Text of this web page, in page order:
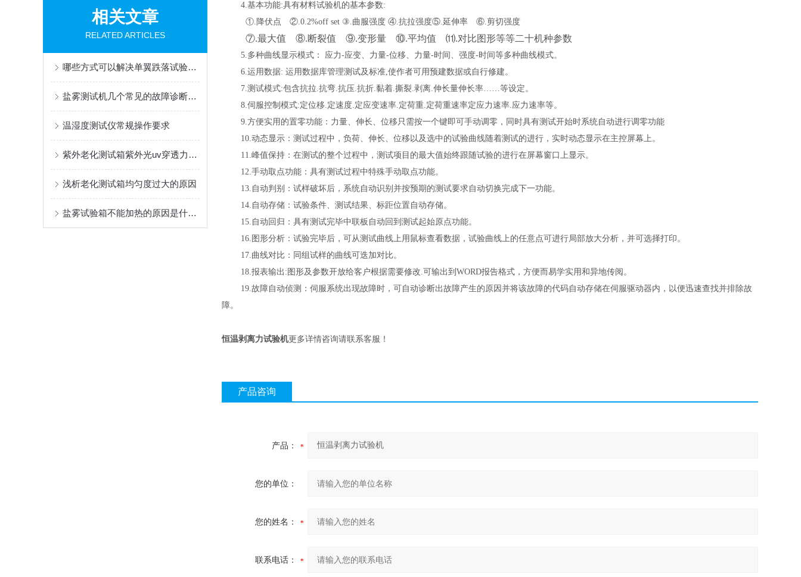
相关文章
RELATED ARTICLES
哪些方式可以解决单翼跌落试验机的故障
盐雾测试机几个常见的故障诊断与解决方案
温湿度测试仪常规操作要求
紫外老化测试箱紫外光uv穿透力的影响因素
浅析老化测试箱均匀度过大的原因
盐雾试验箱不能加热的原因是什么？
4.基本功能:具有材料试验机的基本参数:
①.降伏点 ②.0.2%off set ③.曲服强度 ④.抗拉强度⑤.延伸率 ⑥.剪切强度
⑦.最大值 ⑧.断裂值 ⑨.变形量 ⑩.平均值 ⑾.对比图形等等二十机种参数
5.多种曲线显示模式： 应力-应变、力量-位移、力量-时间、强度-时间等多种曲线模式。
6.运用数据: 运用数据库管理测试及标准,使作者可用预建数据或自行修建。
7.测试模式:包含抗拉.抗弯.抗压.抗折.黏着.撕裂.剥离.伸长量伸长率……等设定。
8.伺服控制模式:定位移.定速度.定应变速率.定荷重.定荷重速率定应力速率.应力速率等。
9.方便实用的置零功能：力量、伸长、位移只需按一个键即可手动调零，同时具有测试开始时系统自动进行调零功能
10.动态显示：测试过程中，负荷、伸长、位移以及选中的试验曲线随着测试的进行，实时动态显示在主控屏幕上。
11.峰值保持：在测试的整个过程中，测试项目的最大值始终跟随试验的进行在屏幕窗口上显示。
12.手动取点功能：具有测试过程中特殊手动取点功能。
13.自动判别：试样破坏后，系统自动识别并按预期的测试要求自动切换完成下一功能。
14.自动存储：试验条件、测试结果、标距位置自动存储。
15.自动回归：具有测试完毕中联板自动回到测试起始原点功能。
16.图形分析：试验完毕后，可从测试曲线上用鼠标查看数据，试验曲线上的任意点可进行局部放大分析，并可选择打印。
17.曲线对比：同组试样的曲线可迭加对比。
18.报表输出:图形及参数开放给客户根据需要修改.可输出到WORD报告格式，方便而易学实用和异地传阅。
19.故障自动侦测：伺服系统出现故障时，可自动诊断出故障产生的原因并将该故障的代码自动存储在伺服驱动器内，以便迅速查找并排除故
障。
恒温剥离力试验机更多详情咨询请联系客服！
产品咨询
产品：
您的单位：
您的姓名：
联系电话：